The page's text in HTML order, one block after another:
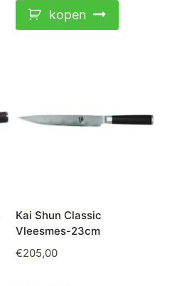
kopen
Kai Shun Classic
Vleesmes-23cm
€205,00